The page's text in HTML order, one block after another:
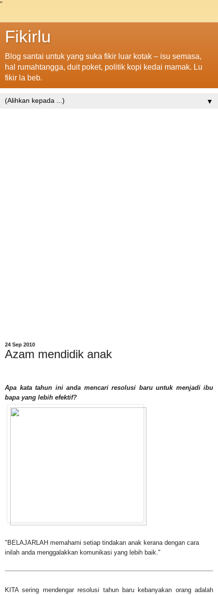
"
Fikirlu
Blog santai untuk yang suka fikir luar kotak – isu semasa,
hal rumahtangga, duit poket, politik kopi kedai mamak. Lu
fikir la beb.
▼
24 Sep 2010
Azam mendidik anak
Apa kata tahun ini anda mencari resolusi baru untuk menjadi ibu
bapa yang lebih efektif?
"BELAJARLAH memahami setiap tindakan anak kerana dengan cara
inilah anda menggalakkan komunikasi yang lebih baik."
KITA sering mendengar resolusi tahun baru kebanyakan orang adalah